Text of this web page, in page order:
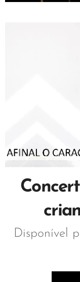
Disponível